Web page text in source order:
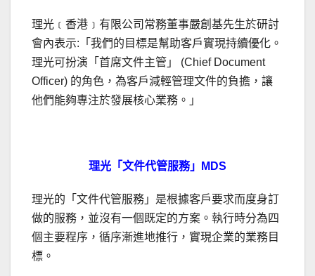
理光﹝香港﹞有限公司常務董事嚴創基先生於研討
會內表示:「我們的目標是幫助客戶實現持續優化。
理光可扮演「首席文件主管」 (Chief Document
Officer) 的角色，為客戶減輕管理文件的負擔，讓
他們能夠專注於發展核心業務。」
理光「文件代管服務」 MDS
理光的「文件代管服務」是根據客戶要求而度身訂
做的服務，並沒有一個既定的方案。執行時分為四
個主要程序，循序漸進地推行，實現企業的業務目
標。